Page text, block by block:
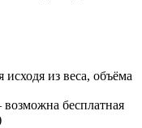
из веса, объёма
бесплатная